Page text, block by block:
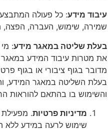
: כל פעולה המתבצעת במידע
העברה, הפצה, מחיקה או
במאגר מידע: מי שקובעת,
המידע במאגר ואת הדרכים
ציבורי או בגוף פרטי. לעניין
במאגר המידע, והיא
בהתאם להוראות החוק ותקנותיו.
פרטיות. מפעילת האתר
לרעה במידע ללא הסכמה